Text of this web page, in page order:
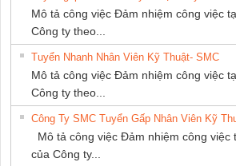
Mô tả công việc Đảm nhiệm công việc
Công ty theo...
Tuyển Nhanh Nhân Viên Kỹ Thuật- SMC
Mô tả công việc Đảm nhiệm công việc
Công ty theo...
Công Ty SMC Tuyển Gấp Nhân Viên Kỹ
Mô tả công việc Đảm nhiệm công việc
của Công ty...